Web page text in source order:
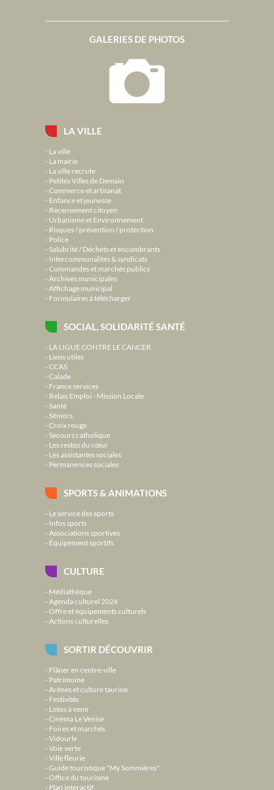
LA VILLE
La ville
La mairie
La ville recrute
Petites Villes de Demain
Commerce et artisanat
Enfance et jeunesse
Recensement citoyen
Urbanisme et Environnement
Risques / prévention / protection
Police
Salubrité / Déchets et encombrants
Intercommunalités & syndicats
Commandes et marchés publics
Archives municipales
Affichage municipal
Formulaires à télécharger
SOCIAL, SOLIDARITÉ SANTÉ
LA LIGUE CONTRE LE CANCER
Liens utiles
CCAS
Calade
France services
Relais Emploi - Mission Locale
Santé
Séniors
Croix rouge
Secours catholique
Les restos du cœur
Les assistantes sociales
Permanences sociales
SPORTS & ANIMATIONS
Le service des sports
Infos sports
Associations sportives
Équipement sportifs
CULTURE
Médiathèque
Agenda culturel 2026
Offre et équipements culturels
Actions culturelles
SORTIR DÉCOUVRIR
Flâner en centre-ville
Patrimoine
Arènes et culture taurine
Festivités
Lotos à venir
Cinéma Le Venise
Foires et marchés
Vidourle
Voie verte
Ville fleurie
Guide touristique "My Sommières"
Office du tourisme
Plan interactif
GALERIES DE PHOTOS